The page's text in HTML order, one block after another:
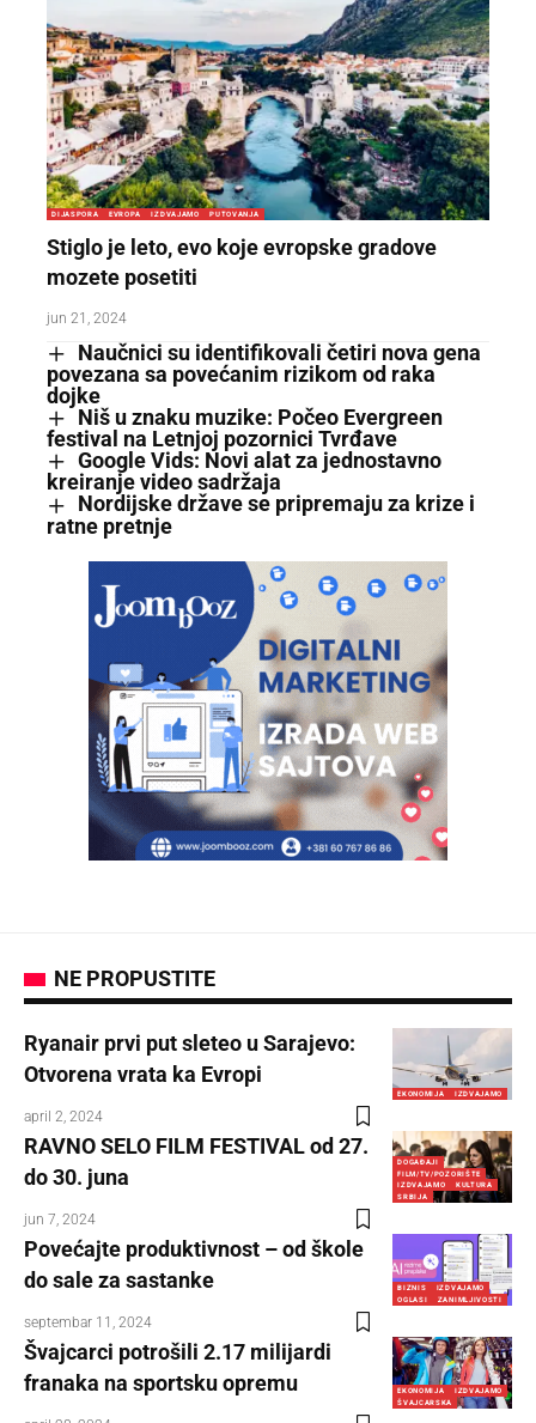
DIJASPORA EVROPA IZDVAJAMO PUTOVANJA
Stiglo je leto, evo koje evropske gradove
mozete posetiti
jun 21, 2024
Naučnici su identifikovali četiri nova gena
povezana sa povećanim rizikom od raka
dojke
Niš u znaku muzike: Počeo Evergreen
festival na Letnjoj pozornici Tvrđave
Google Vids: Novi alat za jednostavno
kreiranje video sadržaja
Nordijske države se pripremaju za krize i
ratne pretnje
NE PROPUSTITE
EKONOMIJA IZDVAJAMO
Ryanair prvi put sleteo u Sarajevo:
Otvorena vrata ka Evropi
april 2, 2024
DOGAĐAJI
FILM/TV/POZORIŠTE
IZDVAJAMO
KULTURA
SRBIJA
RAVNO SELO FILM FESTIVAL od 27.
do 30. juna
jun 7, 2024
BIZNIS
IZDVAJAMO
OGLASI
ZANIMLJIVOSTI
Povećajte produktivnost – od škole
do sale za sastanke
septembar 11, 2024
EKONOMIJA
IZDVAJAMO
ŠVAJCARSKA
Švajcarci potrošili 2.17 milijardi
franaka na sportsku opremu